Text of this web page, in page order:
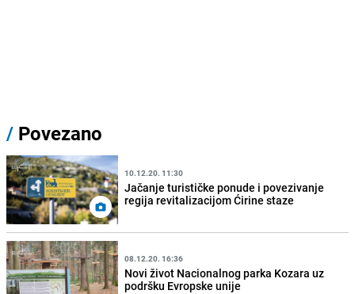
/ Povezano
10.12.20. 11:30
Jačanje turističke ponude i povezivanje
regija revitalizacijom Ćirine staze
08.12.20. 16:36
Novi život Nacionalnog parka Kozara uz
podršku Evropske unije